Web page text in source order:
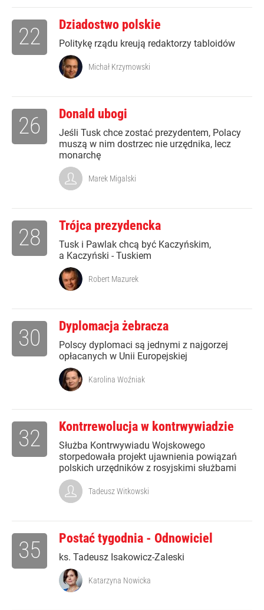
Dziadostwo polskie
Politykę rządu kreują redaktorzy tabloidów
22
Michał Krzymowski
Donald ubogi
Jeśli Tusk chce zostać prezydentem, Polacy
muszą w nim dostrzec nie urzędnika, lecz
monarchę
26
Marek Migalski
Trójca prezydencka
Tusk i Pawlak chcą być Kaczyńskim,
a Kaczyński - Tuskiem
28
Robert Mazurek
Dyplomacja żebracza
Polscy dyplomaci są jednymi z najgorzej
opłacanych w Unii Europejskiej
30
Karolina Woźniak
Kontrrewolucja w kontrwywiadzie
Służba Kontrwywiadu Wojskowego
storpedowała projekt ujawnienia powiązań
polskich urzędników z rosyjskimi służbami
32
Tadeusz Witkowski
Postać tygodnia - Odnowiciel
ks. Tadeusz Isakowicz-Zaleski
35
Katarzyna Nowicka